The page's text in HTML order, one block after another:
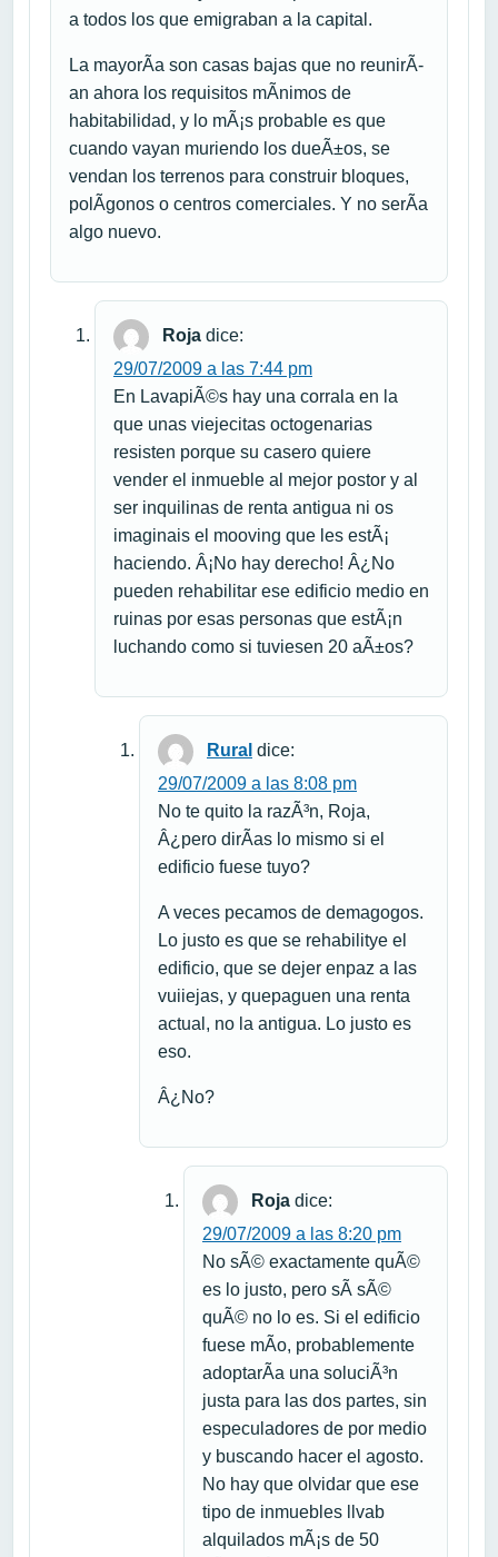
a todos los que emigraban a la capital.
La mayorÃ­a son casas bajas que no reunirÃ­
an ahora los requisitos mÃ­nimos de
habitabilidad, y lo mÃ¡s probable es que
cuando vayan muriendo los dueÃ±os, se
vendan los terrenos para construir bloques,
polÃ­gonos o centros comerciales. Y no serÃ­a
algo nuevo.
Roja dice:
29/07/2009 a las 7:44 pm
En LavapiÃ©s hay una corrala en la
que unas viejecitas octogenarias
resisten porque su casero quiere
vender el inmueble al mejor postor y al
ser inquilinas de renta antigua ni os
imaginais el mooving que les estÃ¡
haciendo. Â¡No hay derecho! Â¿No
pueden rehabilitar ese edificio medio en
ruinas por esas personas que estÃ¡n
luchando como si tuviesen 20 aÃ±os?
Rural dice:
29/07/2009 a las 8:08 pm
No te quito la razÃ³n, Roja,
Â¿pero dirÃ­as lo mismo si el
edificio fuese tuyo?
A veces pecamos de demagogos.
Lo justo es que se rehabilitye el
edificio, que se dejer enpaz a las
vuiiejas, y quepaguen una renta
actual, no la antigua. Lo justo es
eso.
Â¿No?
Roja dice:
29/07/2009 a las 8:20 pm
No sÃ© exactamente quÃ©
es lo justo, pero sÃ­ sÃ©
quÃ© no lo es. Si el edificio
fuese mÃ­o, probablemente
adoptarÃ­a una soluciÃ³n
justa para las dos partes, sin
especuladores de por medio
y buscando hacer el agosto.
No hay que olvidar que ese
tipo de inmuebles llvab
alquilados mÃ¡s de 50